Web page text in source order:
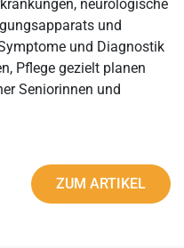
neurologische
und
und Diagnostik
Pflege gezielt planen
Seniorinnen und
ZUM ARTIKEL